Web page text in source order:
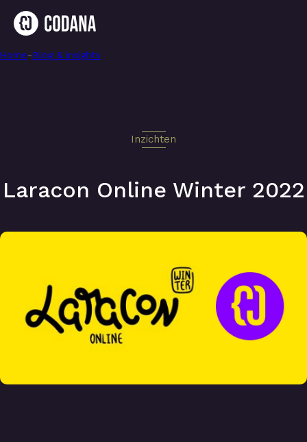
Home-Blog & insights
-
Laracon Online Winter 2022
Inzichten
Laracon Online Winter 2022